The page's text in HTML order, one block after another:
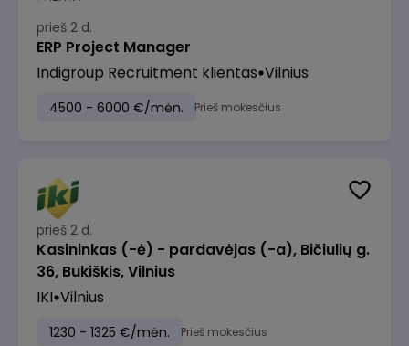
prieš 2 d.
ERP Project Manager
Indigroup Recruitment klientas Vilnius
4500 - 6000 €/mėn. Prieš mokesčius
prieš 2 d.
Kasininkas (-ė) - pardavėjas (-a), Bičiulių g.
36, Bukiškis, Vilnius
IKI Vilnius
1230 - 1325 €/mėn. Prieš mokesčius